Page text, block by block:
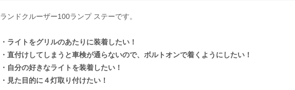
ランドクルーザー100ランプ ステーです。
・ライトをグリルのあたりに装着したい！
・直付けしてしまうと車検が通らないので、ボルトオンで着くようにしたい！
・自分の好きなライトを装着したい！
・見た目的に４灯取り付けたい！